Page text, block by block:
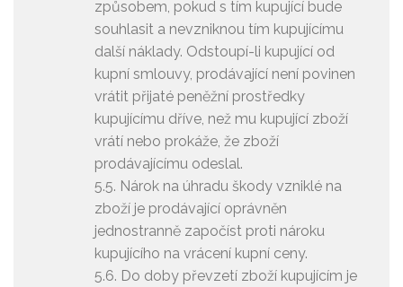
způsobem, pokud s tím kupující bude
souhlasit a nevzniknou tím kupujícímu
další náklady. Odstoupí-li kupující od
kupní smlouvy, prodávající není povinen
vrátit přijaté peněžní prostředky
kupujícímu dříve, než mu kupující zboží
vrátí nebo prokáže, že zboží
prodávajícímu odeslal.
5.5. Nárok na úhradu škody vzniklé na
zboží je prodávající oprávněn
jednostranně započíst proti nároku
kupujícího na vrácení kupní ceny.
5.6. Do doby převzetí zboží kupujícím je